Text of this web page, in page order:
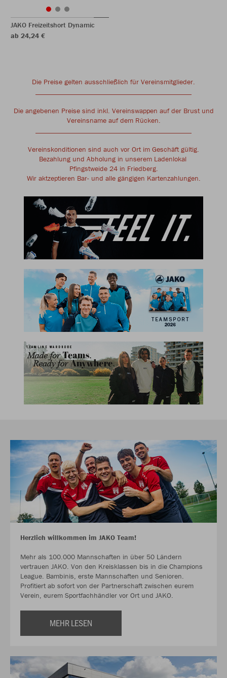
JAKO Freizeitshort Dynamic
ab 24,24 €
Die Preise gelten ausschließlich für Vereinsmitglieder.
Die angebenen Preise sind inkl. Vereinswappen auf der Brust und
Vereinsname auf dem Rücken.
Vereinskonditionen sind auch vor Ort im Geschäft gültig.
Bezahlung und Abholung in unserem Ladenlokal
Pfingstweide 24 in Friedberg.
Wir aktzeptieren Bar- und alle gängigen Kartenzahlungen.
Herzlich willkommen im JAKO Team!
Mehr als 100.000 Mannschaften in über 50 Ländern
vertrauen JAKO. Von den Kreisklassen bis in die Champions
League. Bambinis, erste Mannschaften und Senioren.
Profitiert ab sofort von der Partnerschaft zwischen eurem
Verein, eurem Sportfachhändler vor Ort und JAKO.
MEHR LESEN